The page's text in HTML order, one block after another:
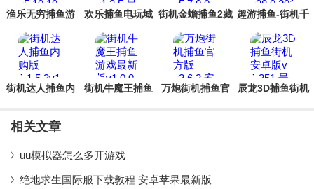
渔乐无穷捕鱼游
欢乐捕鱼电玩城 街机金蟾捕鱼2藏 趣游捕鱼-街机千
街机达人捕鱼内
街机牛魔王捕鱼
万炮街机捕鱼官
辰龙3D捕鱼街机
相关文章
uu模拟器怎么多开游戏
绝地求生国际服下载教程 安卓苹果最新版